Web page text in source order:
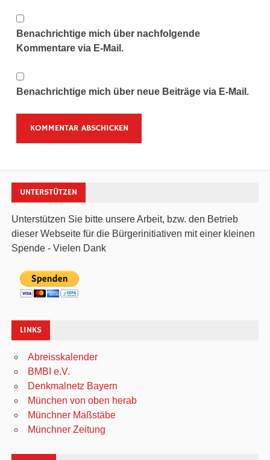
Benachrichtige mich über nachfolgende
Kommentare via E-Mail.
Benachrichtige mich über neue Beiträge via E-Mail.
UNTERSTÜTZEN
Unterstützen Sie bitte unsere Arbeit, bzw. den Betrieb
dieser Webseite für die Bürgerinitiativen mit einer kleinen
Spende - Vielen Dank
LINKS
Abreisskalender
BMBI e.V.
Denkmalnetz Bayern
München von oben herab
Münchner Maßstäbe
Münchner Zeitung